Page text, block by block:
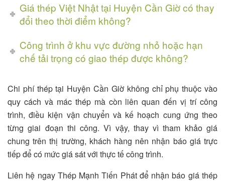
Giá thép Việt Nhật tại Huyện Cần Giờ có thay
đổi theo thời điểm không?
Công trình ở khu vực đường nhỏ hoặc hạn
chế tải trọng có giao thép được không?
Chi phí thép tại Huyện Cần Giờ không chỉ phụ thuộc vào
quy cách và mác thép mà còn liên quan đến vị trí công
trình, điều kiện vận chuyển và kế hoạch cung ứng theo
từng giai đoạn thi công. Vì vậy, thay vì tham khảo giá
chung trên thị trường, khách hàng nên nhận báo giá trực
tiếp để có mức giá sát với thực tế công trình.
Liên hệ ngay Thép Mạnh Tiến Phát để nhận báo giá thép